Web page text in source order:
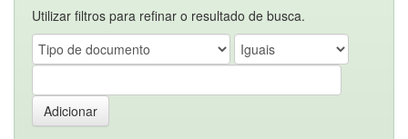
Utilizar filtros para refinar o resultado de busca.